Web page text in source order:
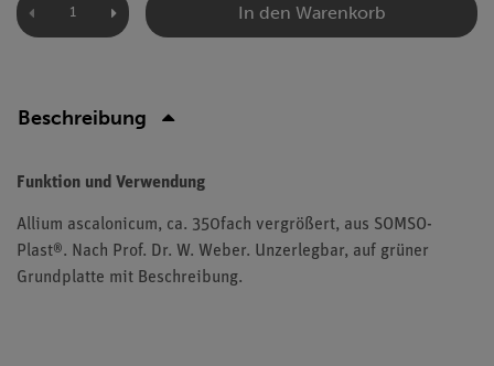
In den Warenkorb
Beschreibung
Funktion und Verwendung
Allium ascalonicum, ca. 350fach vergrößert, aus SOMSO-
Plast®. Nach Prof. Dr. W. Weber. Unzerlegbar, auf grüner
Grundplatte mit Beschreibung.